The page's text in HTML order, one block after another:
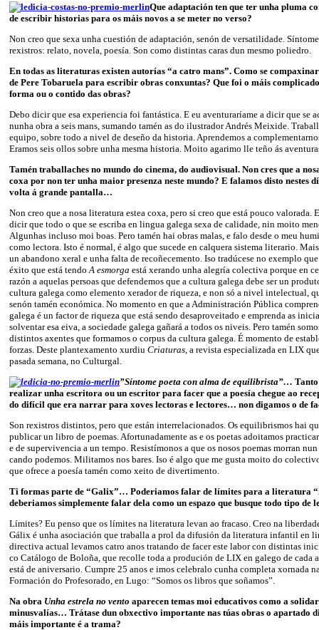
Que adaptación ten que ter unha pluma
de escribir historias para os máis novos a se meter no verso?
Non creo que sexa unha cuestión de adaptación, senón de versatilidade.
rexistros: relato, novela, poesía. Son como distintas caras dun mesmo poliedro.
En todas as literaturas existen autorías “a catro mans”. Como se
de Pere Tobaruela para escribir obras conxuntas? Que foi o máis
forma ou o contido das obras?
Debo dicir que esa experiencia foi fantástica. E eu aventuraríame a dicir que se
nunha obra a seis mans, sumando tamén as do ilustrador Andrés Meixide.
equipo, sobre todo a nivel de deseño da historia. Aprendemos a
Eramos seis ollos sobre unha mesma historia. Moito agarimo lle teño ás
Tamén traballaches no mundo do cinema, do audiovisual. Non cres que a
coxa por non ter unha maior presenza neste mundo? E falamos disto nestes
volta á grande pantalla…
Non creo que a nosa literatura estea coxa, pero si creo que está pouco valorada.
dicir que todo o que se escriba en lingua galega sexa de calidade, nin moito
Algunhas incluso moi boas. Pero tamén hai obras malas, e falo desde o meu
como lectora. Isto é normal, é algo que sucede en calquera sistema literario.
un abandono xeral e unha falta de recoñecemento. Iso tradúcese no exemplo
éxito que está tendo A esmorga está xerando unha alegría colectiva porque en
razón a aquelas persoas que defendemos que a cultura galega debe ser un
cultura galega como elemento xerador de riqueza, e non só a nivel intelectual,
senón tamén económica. No momento en que a Administración Pública
galega é un factor de riqueza que está sendo desaproveitado e emprenda as
solventar esa eiva, a sociedade galega gañará a todos os niveis. Pero tamén
distintos axentes que formamos o corpus da cultura galega. É momento de
forzas. Deste plantexamento xurdiu Criaturas , a revista especializada en LIX
pasada semana, no Culturgal.
”Síntome poeta con alma de equilibrista”…
realizar unha escritora ou un escritor para facer que a poesía chegue ao
do difícil que era narrar para xoves lectoras e lectores… non digamos o de
Son rexistros distintos, pero que están interrelacionados. Os equilibrismos hai
publicar un libro de poemas. Afortunadamente as e os poetas adoitamos
e de supervivencia a un tempo. Resistímonos a que os nosos poemas morran
cando podemos. Militamos nos bares. Iso é algo que me gusta moito do
que ofrece a poesía tamén como xeito de divertimento.
Ti formas parte de “Galix”… Poderiamos falar de límites para a literatura
deberiamos simplemente falar dela como un espazo que busque todo tipo de
Límites? Eu penso que os límites na literatura levan ao fracaso. Creo na
Gálix é unha asociación que traballa a prol da difusión da literatura infantil en
directiva actual levamos catro anos tratando de facer este labor con distintas
co Catálogo de Boloña, que recolle toda a produción de LIX en galego de cada
está de aniversario. Cumpre 25 anos e imos celebralo cunha completa xornada
Formación do Profesorado, en Lugo: “Somos os libros que soñamos”.
Na obra Unha estrela no vento aparecen temas moi educativos como a
minusvalías… Trátase dun obxectivo importante nas túas obras o apartado
máis importante é a trama?